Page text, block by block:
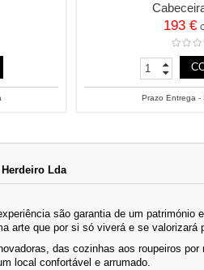
193 €
Prazo Entrega -
Lda
são garantia de um
arte que por si só viverá e se
das cozinhas aos roupeiros
local confortável e arrumado.